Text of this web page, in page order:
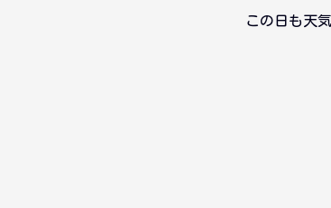
この日も天